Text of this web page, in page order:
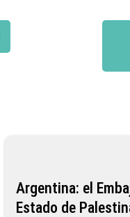
Argentina: el
Estado de